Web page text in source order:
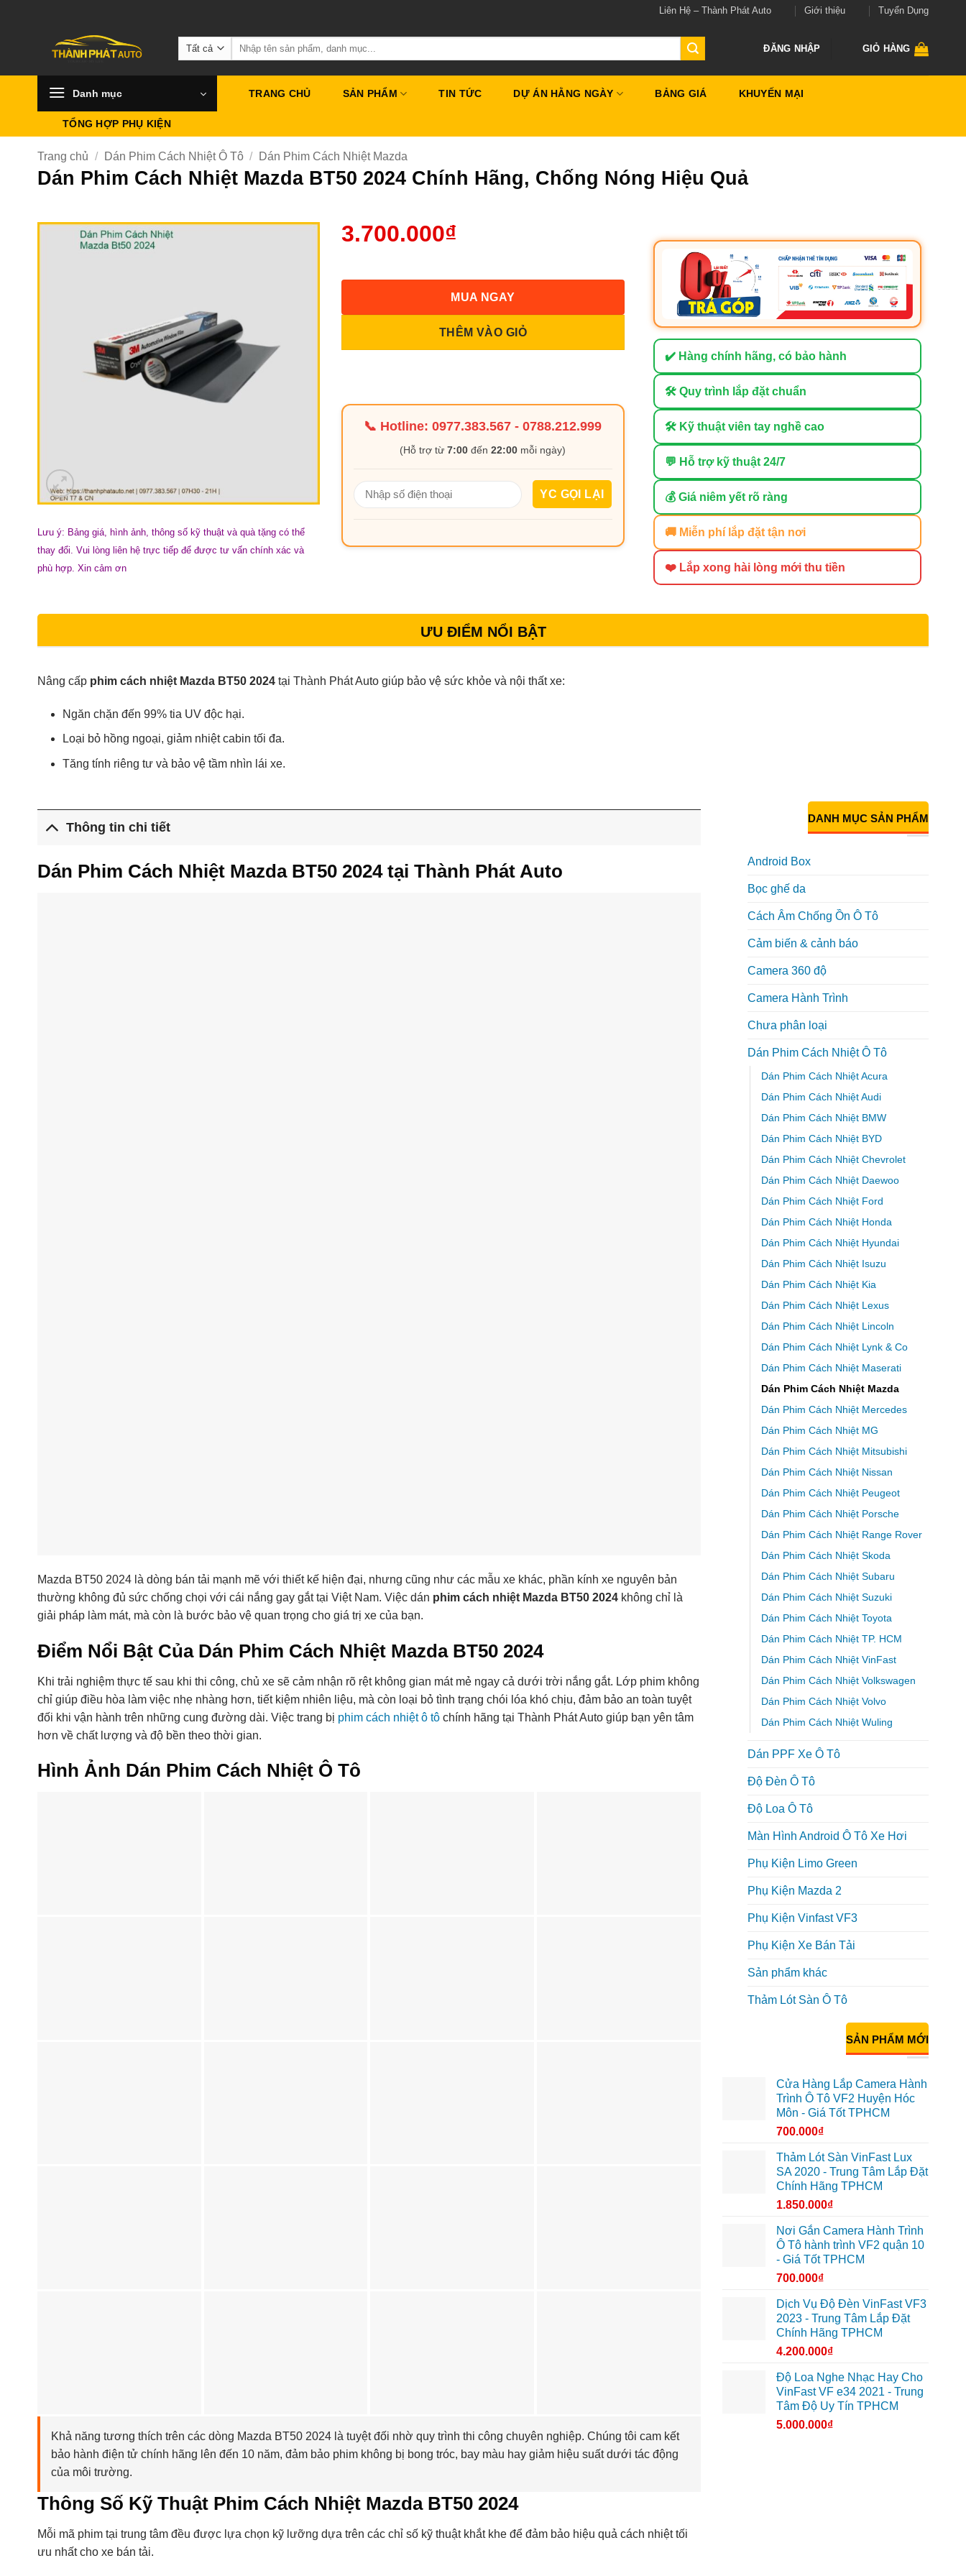
Liên Hệ – Thành Phát Auto Giới thiệu Tuyển Dụng
Tìm
kiếm:
ĐĂNG NHẬP GIỎ HÀNG
Danh mục TRANG CHỦ SẢN PHẨM TIN TỨC DỰ ÁN HẰNG NGÀY BẢNG GIÁ KHUYẾN MẠI
TỔNG HỢP PHỤ KIỆN
Trang chủ / Dán Phim Cách Nhiệt Ô Tô / Dán Phim Cách Nhiệt Mazda
Dán Phim Cách Nhiệt Mazda BT50 2024 Chính Hãng, Chống Nóng Hiệu Quả
Lưu ý: Bảng giá, hình ảnh, thông số kỹ thuật và quà tặng có thể
thay đổi. Vui lòng liên hệ trực tiếp để được tư vấn chính xác và
phù hợp. Xin cảm ơn
3.700.000₫
THÊM VÀO GIỎ
MUA NGAY
📞 Hotline:0977.383.567 -0788.212.999
(Hỗ trợ từ7:00 đến22:00 mỗi ngày)
✔️ Hàng chính hãng, có bảo hành
🛠 Quy trình lắp đặt chuẩn
🛠 Kỹ thuật viên tay nghề cao
💬 Hỗ trợ kỹ thuật 24/7
💰 Giá niêm yết rõ ràng
🚚 Miễn phí lắp đặt tận nơi
❤️ Lắp xong hài lòng mới thu tiền
ƯU ĐIỂM NỔI BẬT
Nâng cấp phim cách nhiệt Mazda BT50 2024 tại Thành Phát Auto giúp bảo vệ sức khỏe và nội thất xe:
Ngăn chặn đến 99% tia UV độc hại.
Loại bỏ hồng ngoại, giảm nhiệt cabin tối đa.
Tăng tính riêng tư và bảo vệ tầm nhìn lái xe.
Thông tin chi tiết
Dán Phim Cách Nhiệt Mazda BT50 2024 tại Thành Phát Auto
Mazda BT50 2024 là dòng bán tải mạnh mẽ với thiết kế hiện đại, nhưng cũng như các mẫu xe khác, phần kính xe nguyên bản
thường không đủ sức chống chọi với cái nắng gay gắt tại Việt Nam. Việc dán phim cách nhiệt Mazda BT50 2024 không chỉ là
giải pháp làm mát, mà còn là bước bảo vệ quan trọng cho giá trị xe của bạn.
Điểm Nổi Bật Của Dán Phim Cách Nhiệt Mazda BT50 2024
Khi trải nghiệm thực tế sau khi thi công, chủ xe sẽ cảm nhận rõ rệt không gian mát mẻ ngay cả dưới trời nắng gắt. Lớp phim không
chỉ giúp điều hòa làm việc nhẹ nhàng hơn, tiết kiệm nhiên liệu, mà còn loại bỏ tình trạng chói lóa khó chịu, đảm bảo an toàn tuyệt
đối khi vận hành trên những cung đường dài. Việc trang bị phim cách nhiệt ô tô chính hãng tại Thành Phát Auto giúp bạn yên tâm
hơn về chất lượng và độ bền theo thời gian.
Hình Ảnh Dán Phim Cách Nhiệt Ô Tô
Khả năng tương thích trên các dòng Mazda BT50 2024 là tuyệt đối nhờ quy trình thi công chuyên nghiệp. Chúng tôi cam kết
bảo hành điện tử chính hãng lên đến 10 năm, đảm bảo phim không bị bong tróc, bay màu hay giảm hiệu suất dưới tác động
của môi trường.
Thông Số Kỹ Thuật Phim Cách Nhiệt Mazda BT50 2024
Mỗi mã phim tại trung tâm đều được lựa chọn kỹ lưỡng dựa trên các chỉ số kỹ thuật khắt khe để đảm bảo hiệu quả cách nhiệt tối
ưu nhất cho xe bán tải.
DANH MỤC SẢN PHẨM
Android Box
Bọc ghế da
Cách Âm Chống Ồn Ô Tô
Cảm biến & cảnh báo
Camera 360 độ
Camera Hành Trình
Chưa phân loại
Dán Phim Cách Nhiệt Ô Tô
Dán Phim Cách Nhiệt Acura
Dán Phim Cách Nhiệt Audi
Dán Phim Cách Nhiệt BMW
Dán Phim Cách Nhiệt BYD
Dán Phim Cách Nhiệt Chevrolet
Dán Phim Cách Nhiệt Daewoo
Dán Phim Cách Nhiệt Ford
Dán Phim Cách Nhiệt Honda
Dán Phim Cách Nhiệt Hyundai
Dán Phim Cách Nhiệt Isuzu
Dán Phim Cách Nhiệt Kia
Dán Phim Cách Nhiệt Lexus
Dán Phim Cách Nhiệt Lincoln
Dán Phim Cách Nhiệt Lynk & Co
Dán Phim Cách Nhiệt Maserati
Dán Phim Cách Nhiệt Mazda
Dán Phim Cách Nhiệt Mercedes
Dán Phim Cách Nhiệt MG
Dán Phim Cách Nhiệt Mitsubishi
Dán Phim Cách Nhiệt Nissan
Dán Phim Cách Nhiệt Peugeot
Dán Phim Cách Nhiệt Porsche
Dán Phim Cách Nhiệt Range Rover
Dán Phim Cách Nhiệt Skoda
Dán Phim Cách Nhiệt Subaru
Dán Phim Cách Nhiệt Suzuki
Dán Phim Cách Nhiệt Toyota
Dán Phim Cách Nhiệt TP. HCM
Dán Phim Cách Nhiệt VinFast
Dán Phim Cách Nhiệt Volkswagen
Dán Phim Cách Nhiệt Volvo
Dán Phim Cách Nhiệt Wuling
Dán PPF Xe Ô Tô
Độ Đèn Ô Tô
Độ Loa Ô Tô
Màn Hình Android Ô Tô Xe Hơi
Phụ Kiện Limo Green
Phụ Kiện Mazda 2
Phụ Kiện Vinfast VF3
Phụ Kiện Xe Bán Tải
Sản phẩm khác
Thảm Lót Sàn Ô Tô
SẢN PHẨM MỚI
Cửa Hàng Lắp Camera Hành
Trình Ô Tô VF2 Huyện Hóc
Môn - Giá Tốt TPHCM
700.000₫
Thảm Lót Sàn VinFast Lux
SA 2020 - Trung Tâm Lắp Đặt
Chính Hãng TPHCM
1.850.000₫
Nơi Gắn Camera Hành Trình
Ô Tô hành trình VF2 quận 10
- Giá Tốt TPHCM
700.000₫
Dịch Vụ Độ Đèn VinFast VF3
2023 - Trung Tâm Lắp Đặt
Chính Hãng TPHCM
4.200.000₫
Độ Loa Nghe Nhạc Hay Cho
VinFast VF e34 2021 - Trung
Tâm Độ Uy Tín TPHCM
5.000.000₫